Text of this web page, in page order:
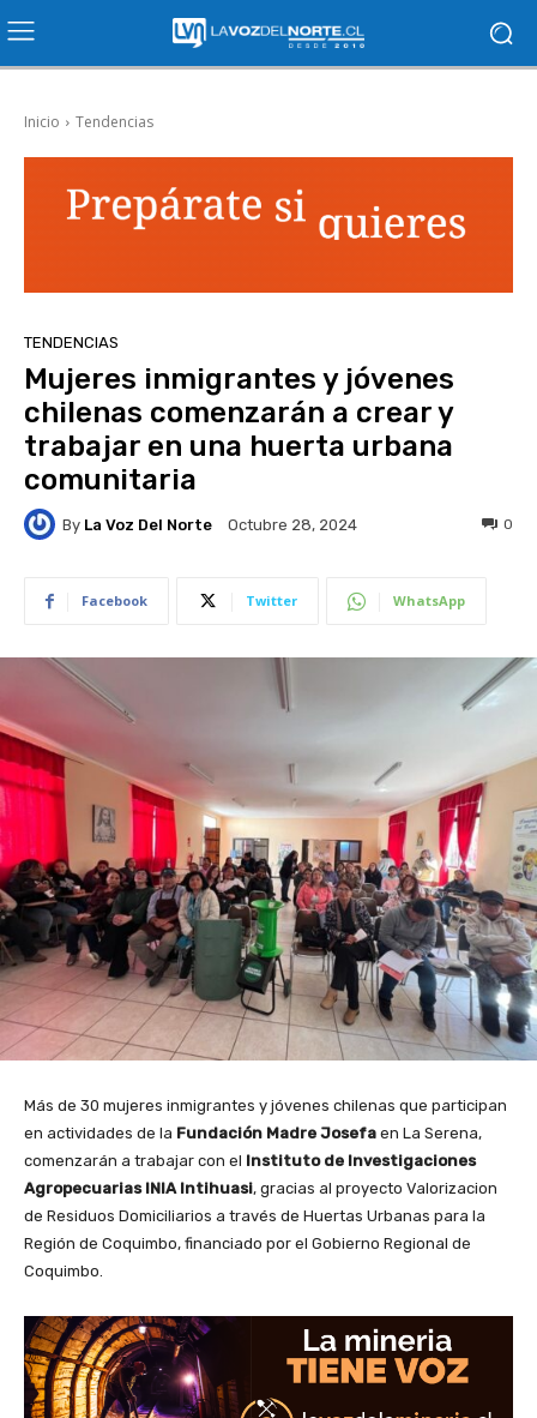
Inicio Tendencias
TENDENCIAS
Mujeres inmigrantes y jóvenes
chilenas comenzarán a crear y
trabajar en una huerta urbana
comunitaria
By La Voz Del Norte Octubre 28, 2024 0
Facebook Twitter WhatsApp
Más de 30 mujeres inmigrantes y jóvenes chilenas que participan
en actividades de la Fundación Madre Josefa en La Serena,
comenzarán a trabajar con el Instituto de Investigaciones
Agropecuarias INIA Intihuasi, gracias al proyecto Valorizacion
de Residuos Domiciliarios a través de Huertas Urbanas para la
Región de Coquimbo, financiado por el Gobierno Regional de
Coquimbo.